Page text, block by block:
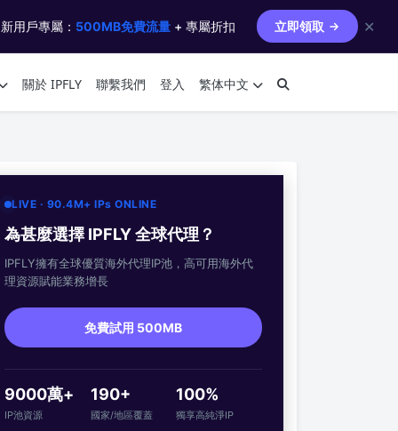
用戶專屬： 500MB免費流量 + 專屬折扣 立即領取 ✕
關於 IPFLY 聯繫我們 登入 繁体中文
LIVE · 90.4M+ IPs ONLINE
為甚麼選擇 IPFLY 全球代理？
IPFLY擁有全球優質海外代理IP池，高可用海外代
理資源賦能業務增長
免費試用 500MB
9000萬+
IP池資源
190+
國家/地區覆蓋
100%
獨享高純淨IP